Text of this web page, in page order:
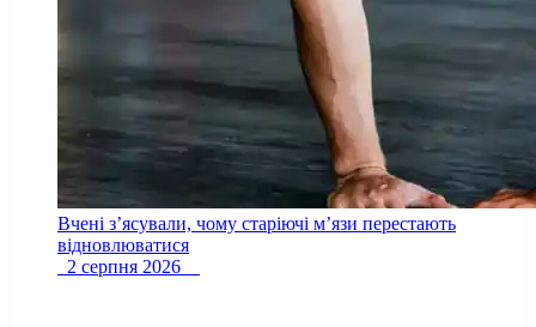
Вчені з’ясували, чому старіючі м’язи перестають
відновлюватися
2 серпня 2026